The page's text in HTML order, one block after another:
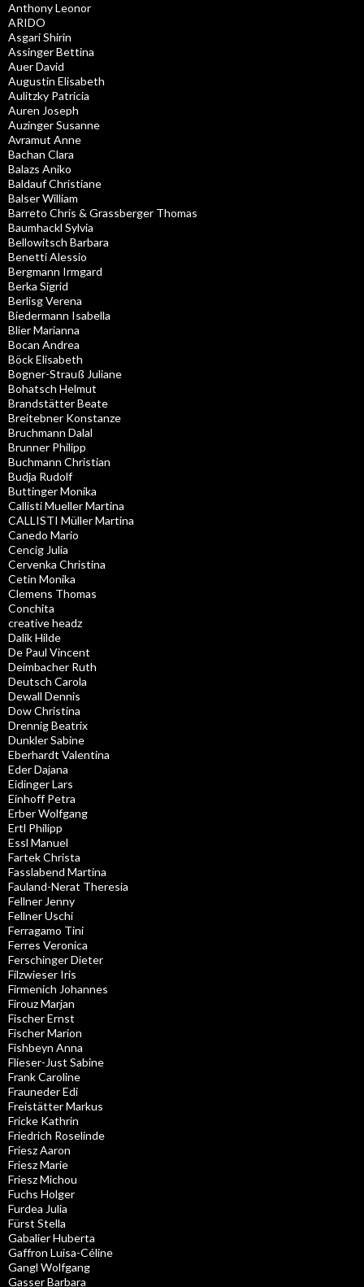
Anthony Leonor
ARIDO
Asgari Shirin
Assinger Bettina
Auer David
Augustin Elisabeth
Aulitzky Patricia
Auren Joseph
Auzinger Susanne
Avramut Anne
Bachan Clara
Balazs Aniko
Baldauf Christiane
Balser William
Barreto Chris & Grassberger Thomas
Baumhackl Sylvia
Bellowitsch Barbara
Benetti Alessio
Bergmann Irmgard
Berka Sigrid
Berlisg Verena
Biedermann Isabella
Blier Marianna
Bocan Andrea
Böck Elisabeth
Bogner-Strauß Juliane
Bohatsch Helmut
Brandstätter Beate
Breitebner Konstanze
Bruchmann Dalal
Brunner Philipp
Buchmann Christian
Budja Rudolf
Buttinger Monika
Callisti Mueller Martina
CALLISTI Müller Martina
Canedo Mario
Cencig Julia
Cervenka Christina
Cetin Monika
Clemens Thomas
Conchita
creative headz
Dalik Hilde
De Paul Vincent
Deimbacher Ruth
Deutsch Carola
Dewall Dennis
Dow Christina
Drennig Beatrix
Dunkler Sabine
Eberhardt Valentina
Eder Dajana
Eidinger Lars
Einhoff Petra
Erber Wolfgang
Ertl Philipp
Essl Manuel
Fartek Christa
Fasslabend Martina
Fauland-Nerat Theresia
Fellner Jenny
Fellner Uschi
Ferragamo Tini
Ferres Veronica
Ferschinger Dieter
Filzwieser Iris
Firmenich Johannes
Firouz Marjan
Fischer Ernst
Fischer Marion
Fishbeyn Anna
Flieser-Just Sabine
Frank Caroline
Frauneder Edi
Freistätter Markus
Fricke Kathrin
Friedrich Roselinde
Friesz Aaron
Friesz Marie
Friesz Michou
Fuchs Holger
Furdea Julia
Fürst Stella
Gabalier Huberta
Gaffron Luisa-Céline
Gangl Wolfgang
Gasser Barbara